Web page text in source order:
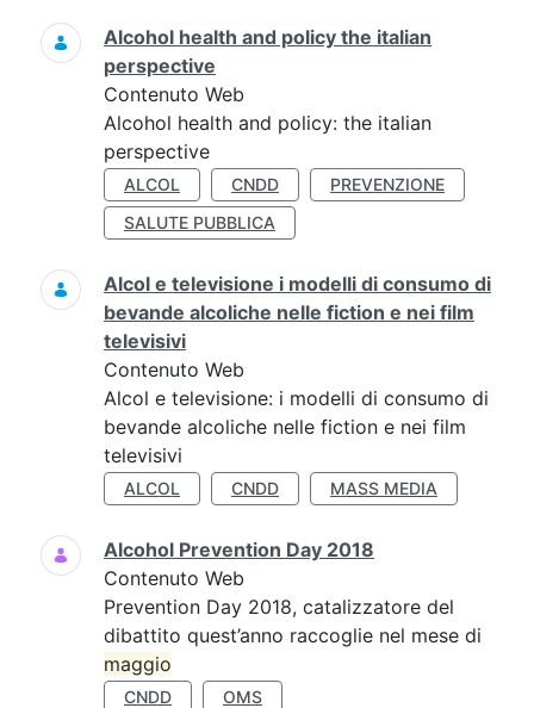
Alcohol health and policy the italian
perspective
Contenuto Web
Alcohol health and policy: the italian
perspective
ALCOL CNDD
PREVENZIONE
SALUTE PUBBLICA
Alcol e televisione i modelli di consumo di
bevande alcoliche nelle fiction e nei film
televisivi
Contenuto Web
Alcol e televisione: i modelli di consumo di
bevande alcoliche nelle fiction e nei film
televisivi
ALCOL CNDD MASS MEDIA
Alcohol Prevention Day 2018
Contenuto Web
Prevention Day 2018, catalizzatore del
dibattito quest’anno raccoglie nel mese di
maggio
CNDD OMS